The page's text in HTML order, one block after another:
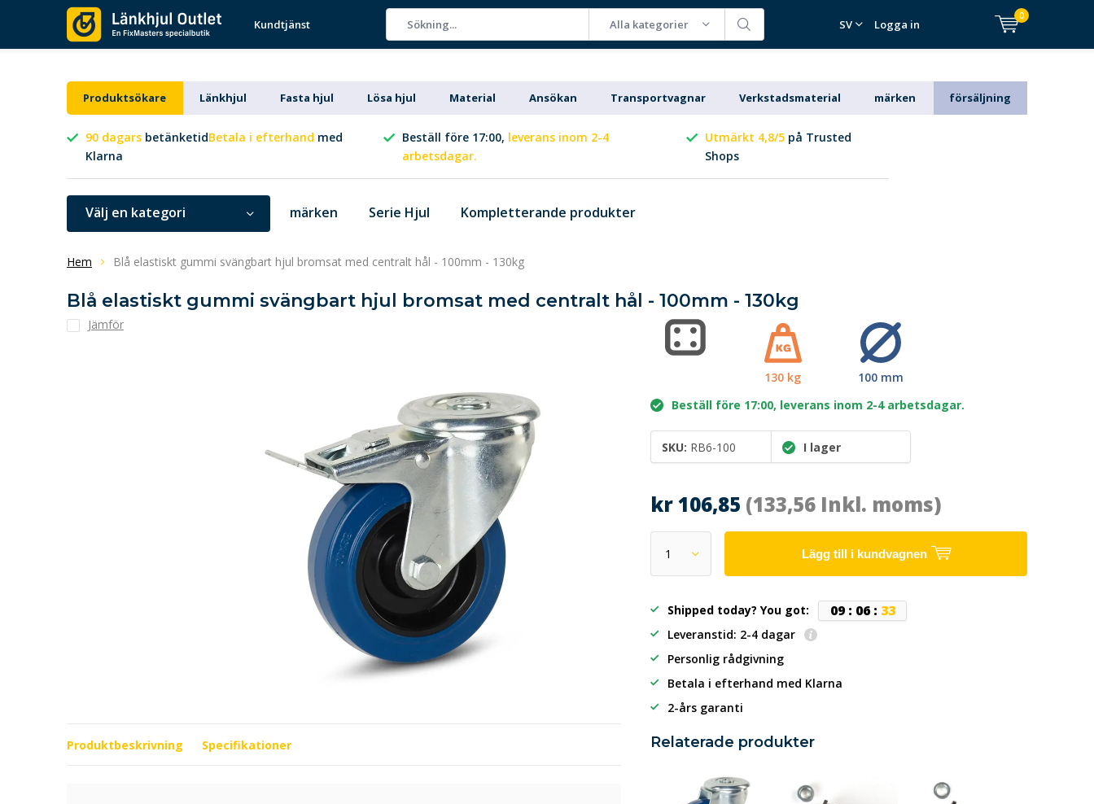
Kundtjänst Alla kategorier SV Logga in
0
Produktsökare Länkhjul Fasta hjul Lösa hjul Material Ansökan Transportvagnar Verkstadsmaterial märken försäljning
90 dagars betänketidBetala i efterhand med
Klarna
Beställ före 17:00, leverans inom 2-4
arbetsdagar.
Utmärkt 4,8/5 på Trusted
Shops
Välj en kategori märken Serie Hjul Kompletterande produkter
Hem Blå elastiskt gummi svängbart hjul bromsat med centralt hål - 100mm - 130kg
Blå elastiskt gummi svängbart hjul bromsat med centralt hål - 100mm - 130kg
Jämför
130 kg
100 mm
Beställ före 17:00, leverans inom 2-4 arbetsdagar.
SKU: RB6-100 I lager
kr 106,85 (133,56 Inkl. moms)
Lägg till i kundvagnen
Shipped today? You got: 09: 06: 33
Leveranstid: 2-4 dagar
Personlig rådgivning
Betala i efterhand med Klarna
2-års garanti
Produktbeskrivning Specifikationer Relaterade produkter